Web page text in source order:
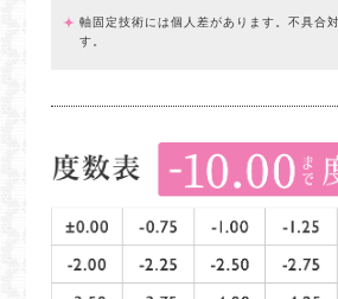
軸固定技術には個人差があります。不具合
す。